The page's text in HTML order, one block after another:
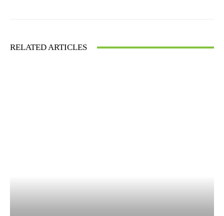
RELATED ARTICLES